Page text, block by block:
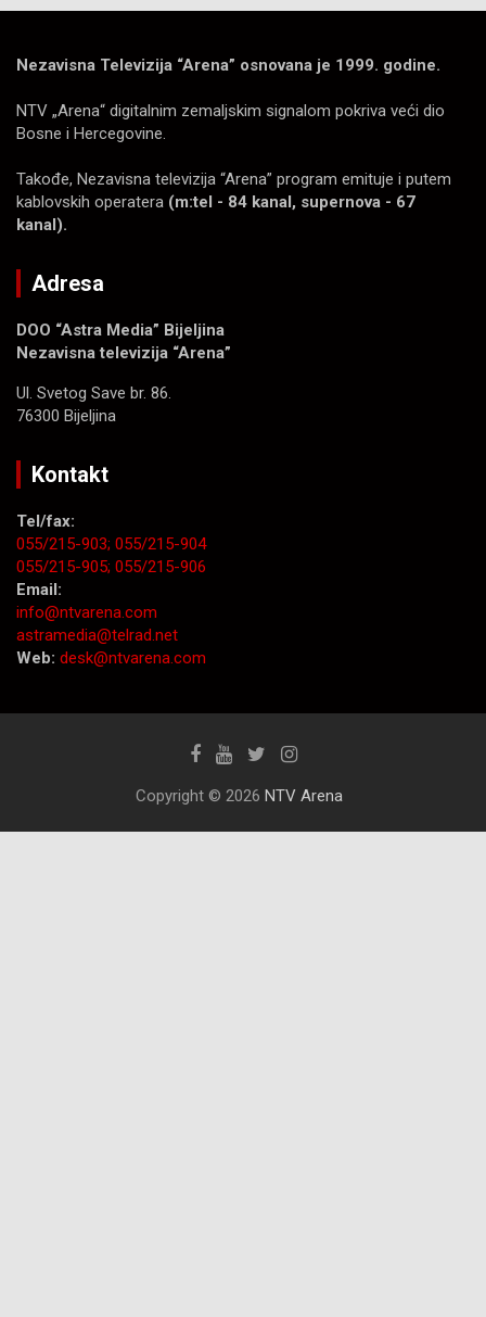
Nezavisna Televizija “Arena” osnovana je 1999. godine.
NTV „Arena“ digitalnim zemaljskim signalom pokriva veći dio
Bosne i Hercegovine.
Takođe, Nezavisna televizija “Arena” program emituje i putem
kablovskih operatera (m:tel - 84 kanal, supernova - 67
kanal).
Adresa
DOO “Astra Media” Bijeljina
Nezavisna televizija “Arena”
Ul. Svetog Save br. 86.
76300 Bijeljina
Kontakt
Tel/fax:
055/215-903; 055/215-904
055/215-905; 055/215-906
Email:
info@ntvarena.com
astramedia@telrad.net
Web: desk@ntvarena.com
Copyright © 2026 NTV Arena